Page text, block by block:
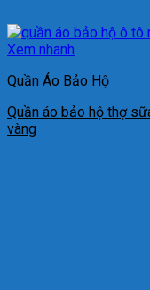
Xem nhanh
Quần Áo Bảo Hộ
Quần áo bảo hộ thợ
vàng